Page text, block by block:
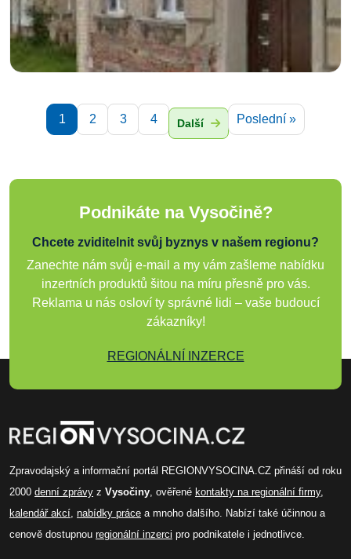
1 2 3 4 Další Poslední »
Podnikáte na Vysočině?
Chcete zviditelnit svůj byznys v našem regionu?
Zanechte nám svůj e-mail a my vám zašleme nabídku
inzertních produktů šitou na míru přesně pro vás.
Reklama u nás osloví ty správné lidi – vaše budoucí
zákazníky!
REGIONÁLNÍ INZERCE
Zpravodajský a informační portál REGIONVYSOCINA.CZ přináší od roku
2000 denní zprávy z Vysočiny , ověřené kontakty na regionální firmy,
kalendář akcí nabídky práce a mnoho dalšího. Nabízí také účinnou a
cenově dostupnou regionální inzerci pro podnikatele i jednotlivce.